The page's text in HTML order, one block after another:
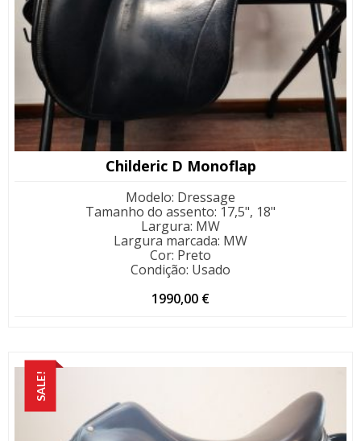
Childeric D Monoflap
Modelo: Dressage
Tamanho do assento: 17,5", 18"
Largura: MW
Largura marcada: MW
Cor: Preto
Condição: Usado
1990,00 €
SALE!